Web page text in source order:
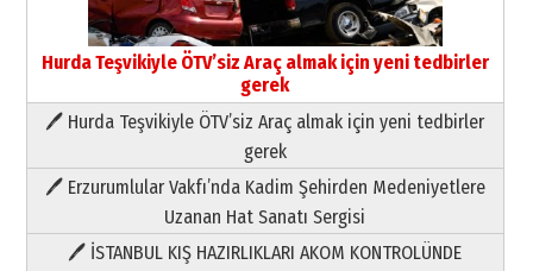
Hurda Teşvikiyle ÖTV’siz Araç almak için yeni tedbirler
gerek
🖊 Hurda Teşvikiyle ÖTV’siz Araç almak için yeni tedbirler
gerek
🖊 Erzurumlular Vakfı’nda Kadim Şehirden Medeniyetlere
Uzanan Hat Sanatı Sergisi
🖊 İSTANBUL KIŞ HAZIRLIKLARI AKOM KONTROLÜNDE
Paranın Aile Kültüründeki Yeri
03 Ağustos 2026 Pazartesi
Yıldırım Gündoğdu